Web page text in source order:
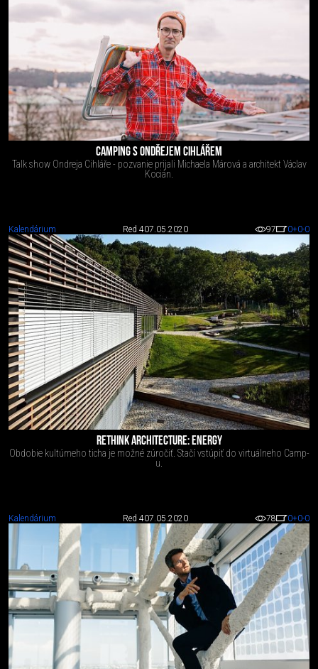
CAMPING S ONDŘEJEM CIHLÁŘEM
Talk show Ondreja Cihláře - pozvanie prijali Michaela Márová a architekt Václav
Kocián.
Kalendárium Red 407.05.2020 97 0+0-0
RETHINK ARCHITECTURE: ENERGY
Obdobie kultúrneho ticha je možné zúročiť. Stačí vstúpiť do virtuálneho Camp-
u.
Kalendárium Red 407.05.2020 78 0+0-0